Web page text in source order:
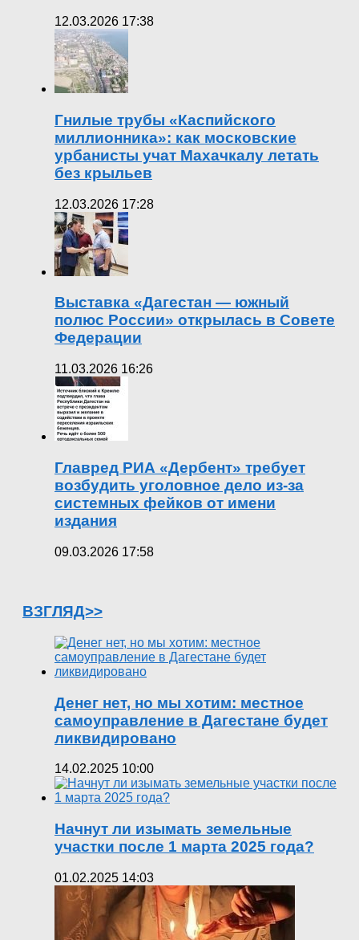
12.03.2026 17:38
Гнилые трубы «Каспийского
миллионника»: как московские
урбанисты учат Махачкалу летать
без крыльев
12.03.2026 17:28
Выставка «Дагестан — южный
полюс России» открылась в Совете
Федерации
11.03.2026 16:26
Главред РИА «Дербент» требует
возбудить уголовное дело из-за
системных фейков от имени
издания
09.03.2026 17:58
ВЗГЛЯД>>
Денег нет, но мы хотим: местное
самоуправление в Дагестане будет
ликвидировано
14.02.2025 10:00
Начнут ли изымать земельные
участки после 1 марта 2025 года?
01.02.2025 14:03